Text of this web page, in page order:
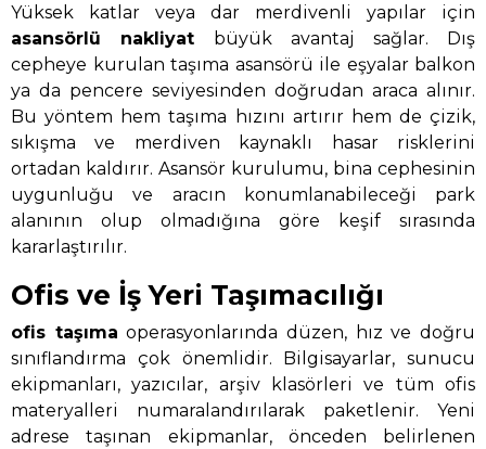
Yüksek katlar veya dar merdivenli yapılar için
asansörlü nakliyat büyük avantaj sağlar. Dış
cepheye kurulan taşıma asansörü ile eşyalar balkon
ya da pencere seviyesinden doğrudan araca alınır.
Bu yöntem hem taşıma hızını artırır hem de çizik,
sıkışma ve merdiven kaynaklı hasar risklerini
ortadan kaldırır. Asansör kurulumu, bina cephesinin
uygunluğu ve aracın konumlanabileceği park
alanının olup olmadığına göre keşif sırasında
kararlaştırılır.
Ofis ve İş Yeri Taşımacılığı
ofis taşıma operasyonlarında düzen, hız ve doğru
sınıflandırma çok önemlidir. Bilgisayarlar, sunucu
ekipmanları, yazıcılar, arşiv klasörleri ve tüm ofis
materyalleri numaralandırılarak paketlenir. Yeni
adrese taşınan ekipmanlar, önceden belirlenen